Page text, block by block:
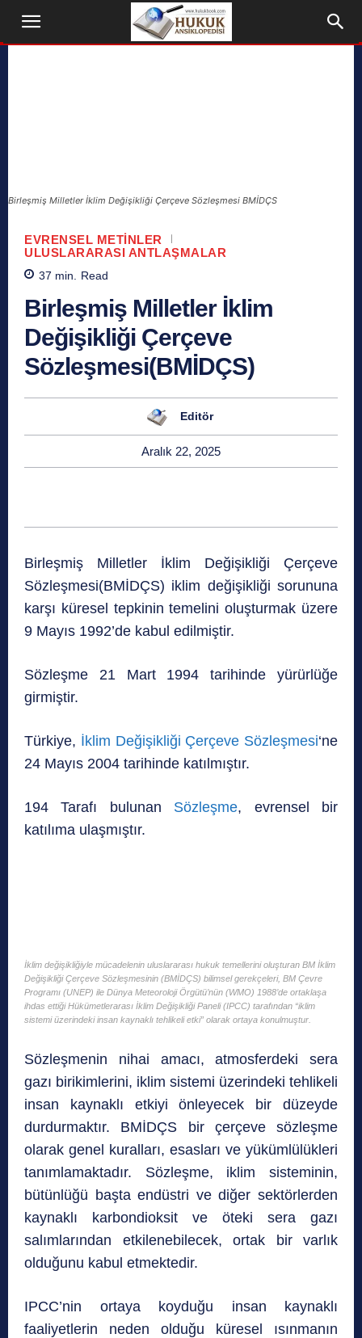
Birleşmiş Milletler İklim Değişikliği Çerçeve Sözleşmesi BMİDÇS
EVRENSEL METINLER
ULUSLARARASI ANTLAŞMALAR
37 min. Read
Birleşmiş Milletler İklim
Değişikliği Çerçeve
Sözleşmesi(BMİDÇS)
Editör
Aralık 22, 2025
Birleşmiş Milletler İklim Değişikliği Çerçeve
Sözleşmesi(BMİDÇS) iklim değişikliği sorununa
karşı küresel tepkinin temelini oluşturmak üzere
9 Mayıs 1992’de kabul edilmiştir.
Sözleşme 21 Mart 1994 tarihinde yürürlüğe
girmiştir.
Türkiye, İklim Değişikliği Çerçeve Sözleşmesi‘ne
24 Mayıs 2004 tarihinde katılmıştır.
194 Tarafı bulunan Sözleşme, evrensel bir
katılıma ulaşmıştır.
İklim değişikliğiyle mücadelenin uluslararası hukuk temellerini oluşturan BM İklim
Değişikliği Çerçeve Sözleşmesinin (BMİDÇS) bilimsel gerekçeleri, BM Çevre
Programı (UNEP) ile Dünya Meteoroloji Örgütü’nün (WMO) 1988’de ortaklaşa
ihdas ettiği Hükümetlerarası İklim Değişikliği Paneli (IPCC) tarafından “iklim
sistemi üzerindeki insan kaynaklı tehlikeli etki” olarak ortaya konulmuştur.
Sözleşmenin nihai amacı, atmosferdeki sera
gazı birikimlerini, iklim sistemi üzerindeki tehlikeli
insan kaynaklı etkiyi önleyecek bir düzeyde
durdurmaktır. BMİDÇS bir çerçeve sözleşme
olarak genel kuralları, esasları ve yükümlülükleri
tanımlamaktadır. Sözleşme, iklim sisteminin,
bütünlüğü başta endüstri ve diğer sektörlerden
kaynaklı karbondioksit ve öteki sera gazı
salımlarından etkilenebilecek, ortak bir varlık
olduğunu kabul etmektedir.
IPCC’nin ortaya koyduğu insan kaynaklı
faaliyetlerin neden olduğu küresel ısınmanın